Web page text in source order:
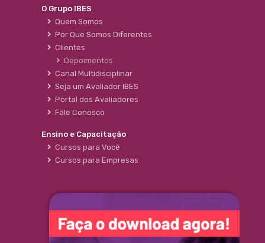
O Grupo IBES
Quem Somos
Por Que Somos Diferentes
Clientes
Depoimentos
Canal Multidisciplinar
Seja um Avaliador IBES
Portal dos Avaliadores
Fale Conosco
Ensino e Capacitação
Cursos para Você
Cursos para Empresas